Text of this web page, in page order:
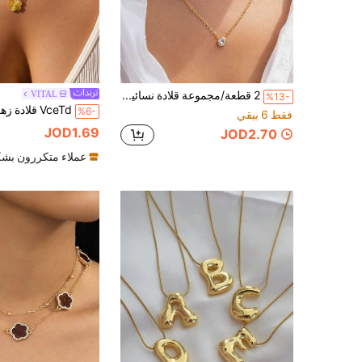
%13-
2 قطعة/مجموعة قلادة نسائية مطلية بالذهب عيار 18 قيراط بطبقة مزدوجة متراصة فاخرة بتصميم ورقة البرسيم رباعية الأوراق، سلسلة رفيعة من الفولاذ المقاوم للصدأ 304، مقاومة للماء ومقاومة للبهتان، مناسبة للشارع / العطلات / الحفلات / الحرم الجامعي / التسوق / عيد الميلاد والمناسبات الأخرى
فقط 6 بيقي
JOD2.70
VITAL
%6-
JOD1.69
عملاء متكررون